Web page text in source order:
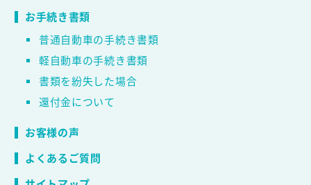
お手続き書類
普通自動車の手続き書類
軽自動車の手続き書類
書類を紛失した場合
還付金について
お客様の声
よくあるご質問